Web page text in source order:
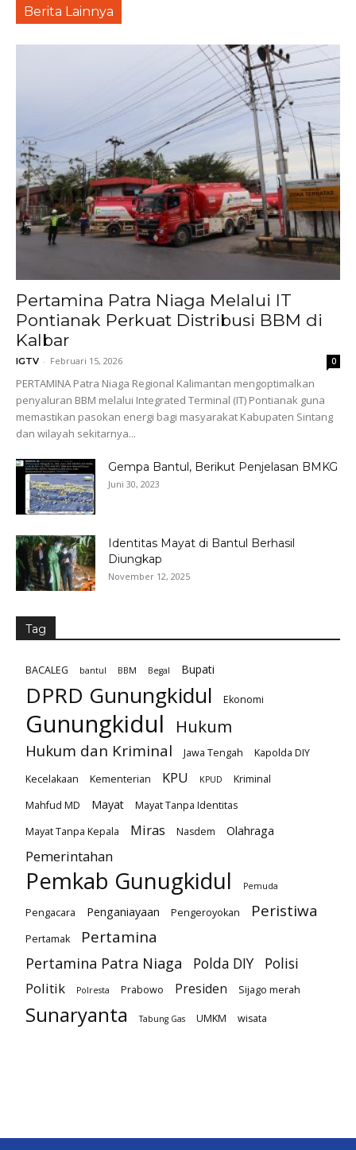
Berita Lainnya
Pertamina Patra Niaga Melalui IT
Pontianak Perkuat Distribusi BBM di
Kalbar
IGTV - Februari 15, 2026 0
PERTAMINA Patra Niaga Regional Kalimantan mengoptimalkan
penyaluran BBM melalui Integrated Terminal (IT) Pontianak guna
memastikan pasokan energi bagi masyarakat Kabupaten Sintang
dan wilayah sekitarnya...
Gempa Bantul, Berikut Penjelasan BMKG
Juni 30, 2023
Identitas Mayat di Bantul Berhasil
Diungkap
November 12, 2025
Tag
BACALEG bantul BBM Begal Bupati
DPRD Gunungkidul Ekonomi
Gunungkidul Hukum
Hukum dan Kriminal Jawa Tengah
Kapolda DIY
Kecelakaan
Kementerian KPU KPUD
Kriminal
Mahfud MD
Mayat
Mayat Tanpa Identitas
Mayat Tanpa Kepala
Miras Nasdem Olahraga
Pemerintahan
Pemkab Gunugkidul Pemuda
Pengacara Penganiayaan Pengeroyokan Peristiwa
Pertamak Pertamina
Pertamina Patra Niaga Polda DIY
Polisi
Politik
Polresta Prabowo Presiden Sijago merah
Sunaryanta Tabung Gas UMKM wisata